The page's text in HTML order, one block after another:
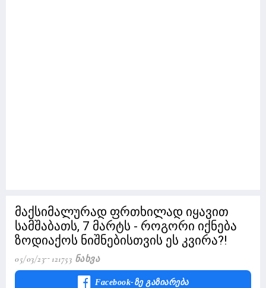
მაქსიმალურად ფრთხილად იყავით
სამშაბათს, 7 მარტს - როგორი იქნება
ზოდიაქოს ნიშნებისთვის ეს კვირა?!
05/03/23 121753 Ნახვა
Facebook-Ზე Გაზიარება